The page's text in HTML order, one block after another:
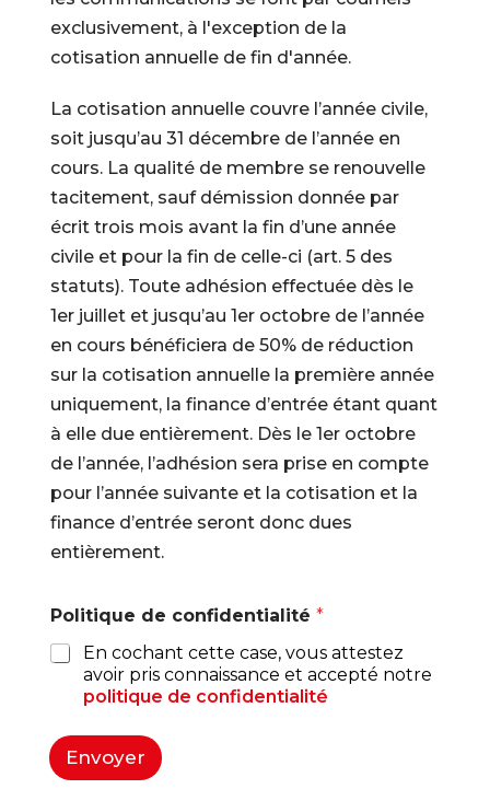
exclusivement, à l'exception de la
cotisation annuelle de fin d'année.
La cotisation annuelle couvre l’année civile,
soit jusqu’au 31 décembre de l’année en
cours. La qualité de membre se renouvelle
tacitement, sauf démission donnée par
écrit trois mois avant la fin d’une année
civile et pour la fin de celle-ci (art. 5 des
statuts). Toute adhésion effectuée dès le
1er juillet et jusqu’au 1er octobre de l’année
en cours bénéficiera de 50% de réduction
sur la cotisation annuelle la première année
uniquement, la finance d’entrée étant quant
à elle due entièrement. Dès le 1er octobre
de l’année, l’adhésion sera prise en compte
pour l’année suivante et la cotisation et la
finance d’entrée seront donc dues
entièrement.
Politique de confidentialité *
En cochant cette case, vous attestez
avoir pris connaissance et accepté notre
politique de confidentialité
Envoyer